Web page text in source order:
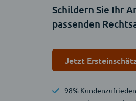
Schildern Sie Ihr
passenden
Jetzt
98%